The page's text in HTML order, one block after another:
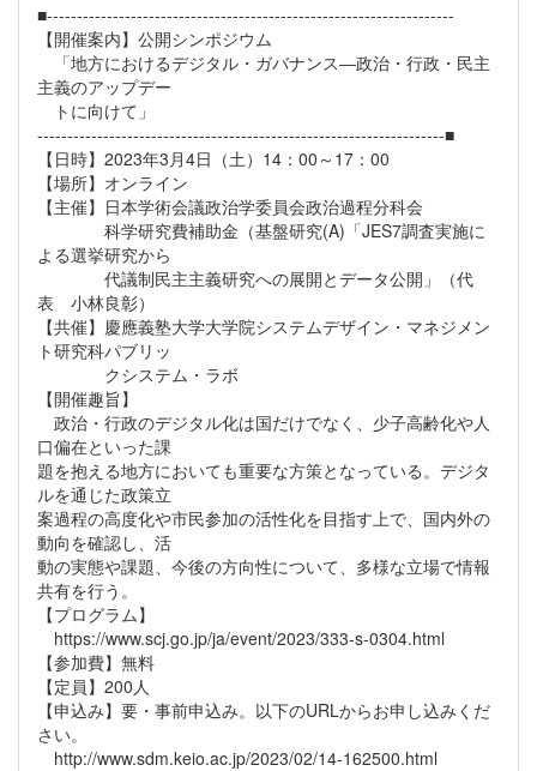
■--------------------------------------------------------------------
【開催案内】公開シンポジウム
「地方におけるデジタル・ガバナンス―政治・行政・民主
主義のアップデー
トに向けて」
--------------------------------------------------------------------■
【日時】2023年3月4日（土）14：00～17：00
【場所】オンライン
【主催】日本学術会議政治学委員会政治過程分科会
科学研究費補助金（基盤研究(A)「JES7調査実施に
よる選挙研究から
代議制民主主義研究への展開とデータ公開」（代
表 小林良彰）
【共催】慶應義塾大学大学院システムデザイン・マネジメン
ト研究科パブリッ
クシステム・ラボ
【開催趣旨】
政治・行政のデジタル化は国だけでなく、少子高齢化や人
口偏在といった課
題を抱える地方においても重要な方策となっている。デジタ
ルを通じた政策立
案過程の高度化や市民参加の活性化を目指す上で、国内外の
動向を確認し、活
動の実態や課題、今後の方向性について、多様な立場で情報
共有を行う。
【プログラム】
https://www.scj.go.jp/ja/event/2023/333-s-0304.html
【参加費】無料
【定員】200人
【申込み】要・事前申込み。以下のURLからお申し込みくだ
さい。
http://www.sdm.keio.ac.jp/2023/02/14-162500.html